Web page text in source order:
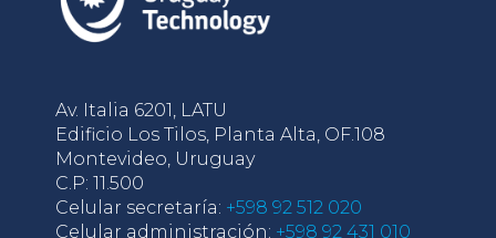
Av. Italia 6201, LATU
Edificio Los Tilos, Planta Alta, OF.108
Montevideo, Uruguay
C.P: 11.500
Celular secretaría: +598 92 512 020
Celular administración: +598 92 431 010